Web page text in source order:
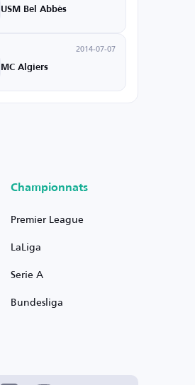
USM Bel Abbès
2014-07-07
MC Algiers
Championnats
Premier League
LaLiga
Serie A
Bundesliga